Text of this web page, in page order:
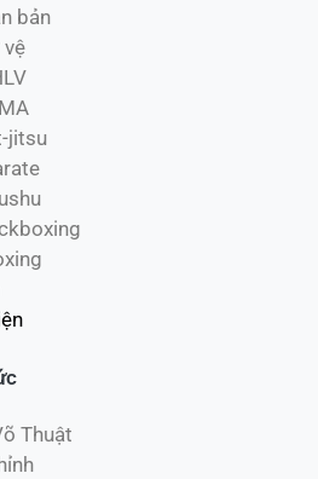
bản
jitsu
Thuật